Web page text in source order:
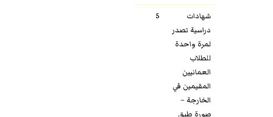
شهادات
دراسية تصدر
لمرة واحدة
للطلاب
العمانيين
المقيمين في
الخارجة –
صورة طبق
5